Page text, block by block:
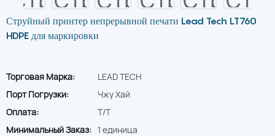
Струйный принтер непрерывной печати Lead Tech LT760
HDPE для маркировки
Торговая Марка:
LEAD TECH
Порт Погрузки:
Чжу Хай
Оплата:
T/T
Минимальный Заказ: 1 единица